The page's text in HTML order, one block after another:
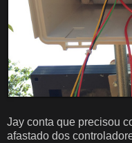
Jay conta que precisou
afastado dos